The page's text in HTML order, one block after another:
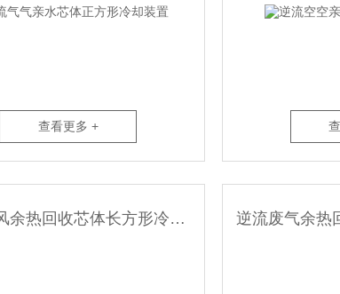
查看更多 +
逆流风风余热回收芯体长方形冷却器